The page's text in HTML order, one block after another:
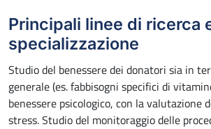
Principali linee di ricerca
specializzazione
Studio del benessere dei donatori sia in
generale (es. fabbisogni specifici di
benessere psicologico, con la valutazione
stress. Studio del monitoraggio delle